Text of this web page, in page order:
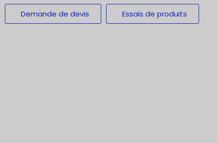
Demande de devis Essais de produits